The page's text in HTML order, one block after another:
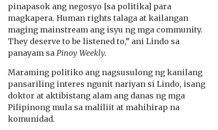
pinapasok ang negosyo [sa politika] para
magkapera. Human rights talaga at kailangan
maging mainstream ang isyu ng mga community.
They deserve to be listened to,” ani Lindo sa
panayam sa Pinoy Weekly.
Maraming politiko ang nagsusulong ng kanilang
pansariling interes ngunit nariyan si Lindo, isang
doktor at aktibistang alam ang danas ng mga
Pilipinong mula sa maliliit at mahihirap na
komunidad.